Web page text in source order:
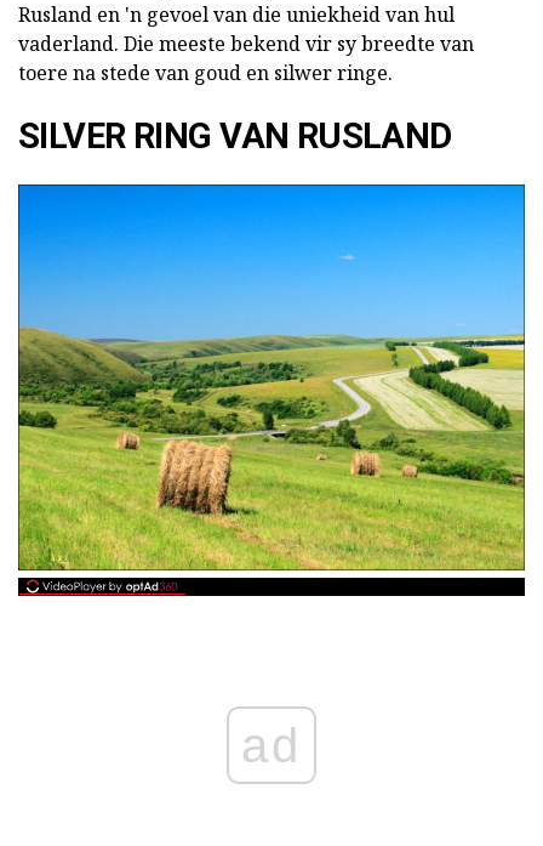
Rusland en 'n gevoel van die uniekheid van hul
vaderland. Die meeste bekend vir sy breedte van
toere na stede van goud en silwer ringe.
SILVER RING VAN RUSLAND
ad